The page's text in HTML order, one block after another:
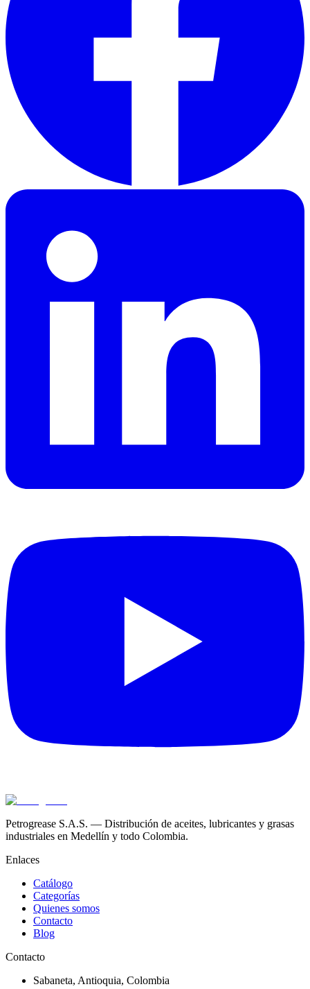
Petrogrease S.A.S. — Distribución de aceites, lubricantes y grasas
industriales en Medellín y todo Colombia.
Enlaces
Catálogo
Categorías
Quienes somos
Contacto
Blog
Contacto
Sabaneta, Antioquia, Colombia